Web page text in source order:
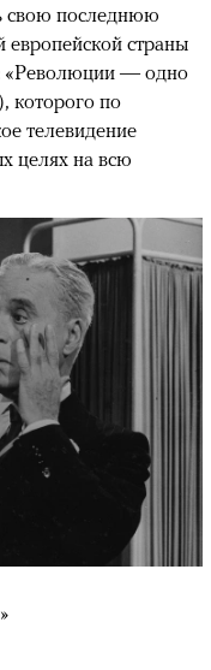
свою последнюю
европейской страны
«Революции — одно
которого по
телевидение
целях на всю